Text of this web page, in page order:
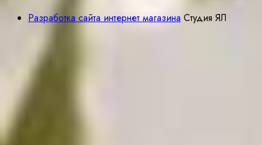
Разработка сайта интернет магазина Студия ЯЛ